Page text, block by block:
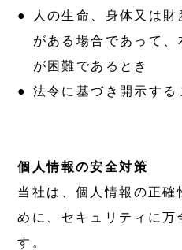
人の生命、身体又は
がある場合であって
が困難であるとき
法令に基づき開示す
個人情報の安全対策
当社は、個人情報の正確
めに、セキュリティに万
す。